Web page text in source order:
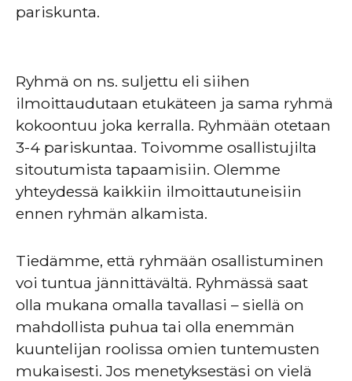
pariskunta.
Ryhmä on ns. suljettu eli siihen
ilmoittaudutaan etukäteen ja sama ryhmä
kokoontuu joka kerralla. Ryhmään otetaan
3-4 pariskuntaa. Toivomme osallistujilta
sitoutumista tapaamisiin. Olemme
yhteydessä kaikkiin ilmoittautuneisiin
ennen ryhmän alkamista.
Tiedämme, että ryhmään osallistuminen
voi tuntua jännittävältä. Ryhmässä saat
olla mukana omalla tavallasi – siellä on
mahdollista puhua tai olla enemmän
kuuntelijan roolissa omien tuntemusten
mukaisesti. Jos menetyksestäsi on vielä